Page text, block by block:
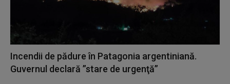
Incendii de pădure în Patagonia argentiniană.
Guvernul declară ”stare de urgenţă”